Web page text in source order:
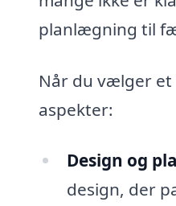
planlægning til
Når du vælger
aspekter:
Design og
design, der